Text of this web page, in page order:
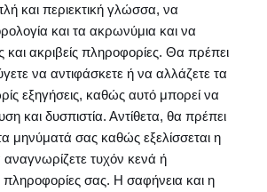
και περιεκτική γλώσσα, να
και τα ακρωνύμια και να
και ακριβείς πληροφορίες. Θα πρέπει
να αντιφάσκετε ή να αλλάζετε τα
εξηγήσεις, καθώς αυτό μπορεί να
και δυσπιστία. Αντίθετα, θα πρέπει
μηνύματά σας καθώς εξελίσσεται η
τυχόν κενά ή
πληροφορίες σας. Η σαφήνεια και η